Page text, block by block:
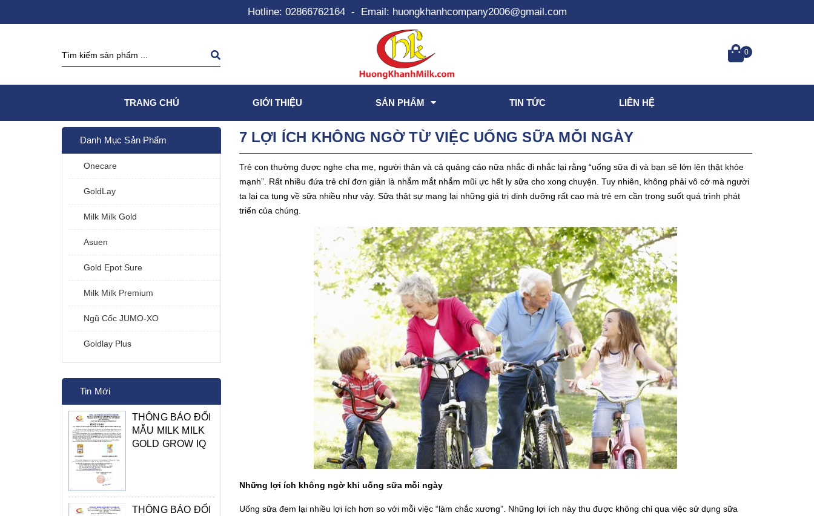
Hotline: 02866762164 - Email: huongkhanhcompany2006@gmail.com
0
TRANG CHỦ GIỚI THIỆU SẢN PHẨM TIN TỨC LIÊN HỆ
Danh Mục Sản Phẩm
Onecare
GoldLay
Milk Milk Gold
Asuen
Gold Epot Sure
Milk Milk Premium
Ngũ Cốc JUMO-XO
Goldlay Plus
Tin Mới
THÔNG BÁO ĐỔI
MẪU MILK MILK
GOLD GROW IQ
THÔNG BÁO ĐỔI
7 LỢI ÍCH KHÔNG NGỜ TỪ VIỆC UỐNG SỮA MỖI NGÀY
Trẻ con thường được nghe cha mẹ, người thân và cả quảng cáo nữa nhắc đi nhắc lại rằng “uống sữa đi và bạn sẽ lớn lên thật khỏe
mạnh”. Rất nhiều đứa trẻ chỉ đơn giản là nhắm mắt nhắm mũi ực hết ly sữa cho xong chuyện. Tuy nhiên, không phải vô cớ mà người
ta lại ca tụng về sữa nhiều như vậy. Sữa thật sự mang lại những giá trị dinh dưỡng rất cao mà trẻ em cần trong suốt quá trình phát
triển của chúng.
Những lợi ích không ngờ khi uống sữa mỗi ngày
Uống sữa đem lại nhiều lợi ích hơn so với mỗi việc “làm chắc xương”. Những lợi ích này thu được không chỉ qua việc sử dụng sữa